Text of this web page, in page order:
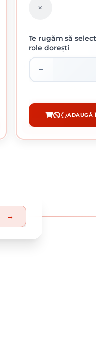
FOLIE TERMOIZOLANTA
Te rugăm să
role dorești
ADAUGĂ
→